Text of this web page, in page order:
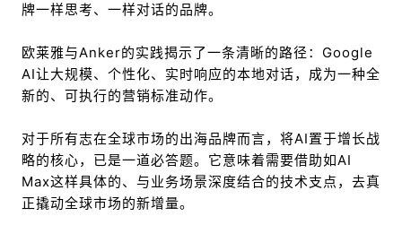
牌一样思考、一样对话的品牌。
欧莱雅与Anker的实践揭示了一条清晰的路径：Google
AI让大规模、个性化、实时响应的本地对话，成为一种全
新的、可执行的营销标准动作。
对于所有志在全球市场的出海品牌而言，将AI置于增长战
略的核心，已是一道必答题。它意味着需要借助如AI
Max这样具体的、与业务场景深度结合的技术支点，去真
正撬动全球市场的新增量。